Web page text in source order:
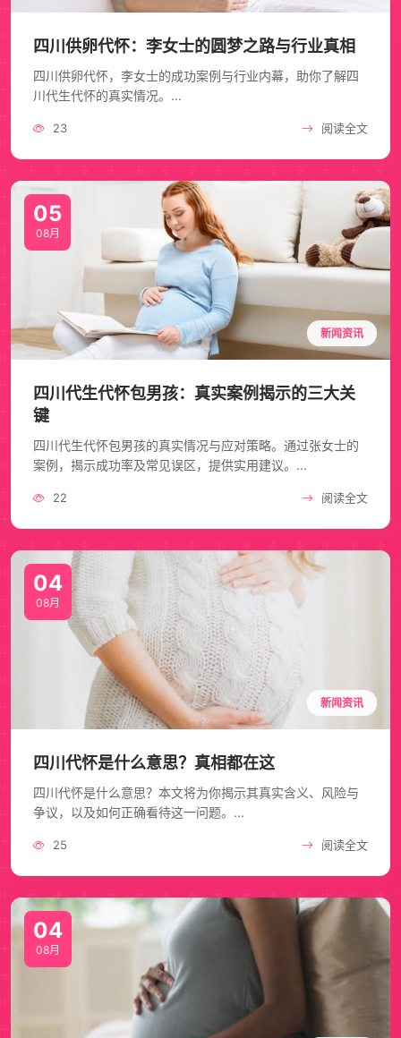
四川供卵代怀：李女士的圆梦之路与行业真相
四川供卵代怀，李女士的成功案例与行业内幕，助你了解四
川代生代怀的真实情况。...
23 阅读全文
05
08月
新闻资讯
四川代生代怀包男孩：真实案例揭示的三大关
键
四川代生代怀包男孩的真实情况与应对策略。通过张女士的
案例，揭示成功率及常见误区，提供实用建议。...
22 阅读全文
04
08月
新闻资讯
四川代怀是什么意思？真相都在这
四川代怀是什么意思？本文将为你揭示其真实含义、风险与
争议，以及如何正确看待这一问题。...
25 阅读全文
04
08月